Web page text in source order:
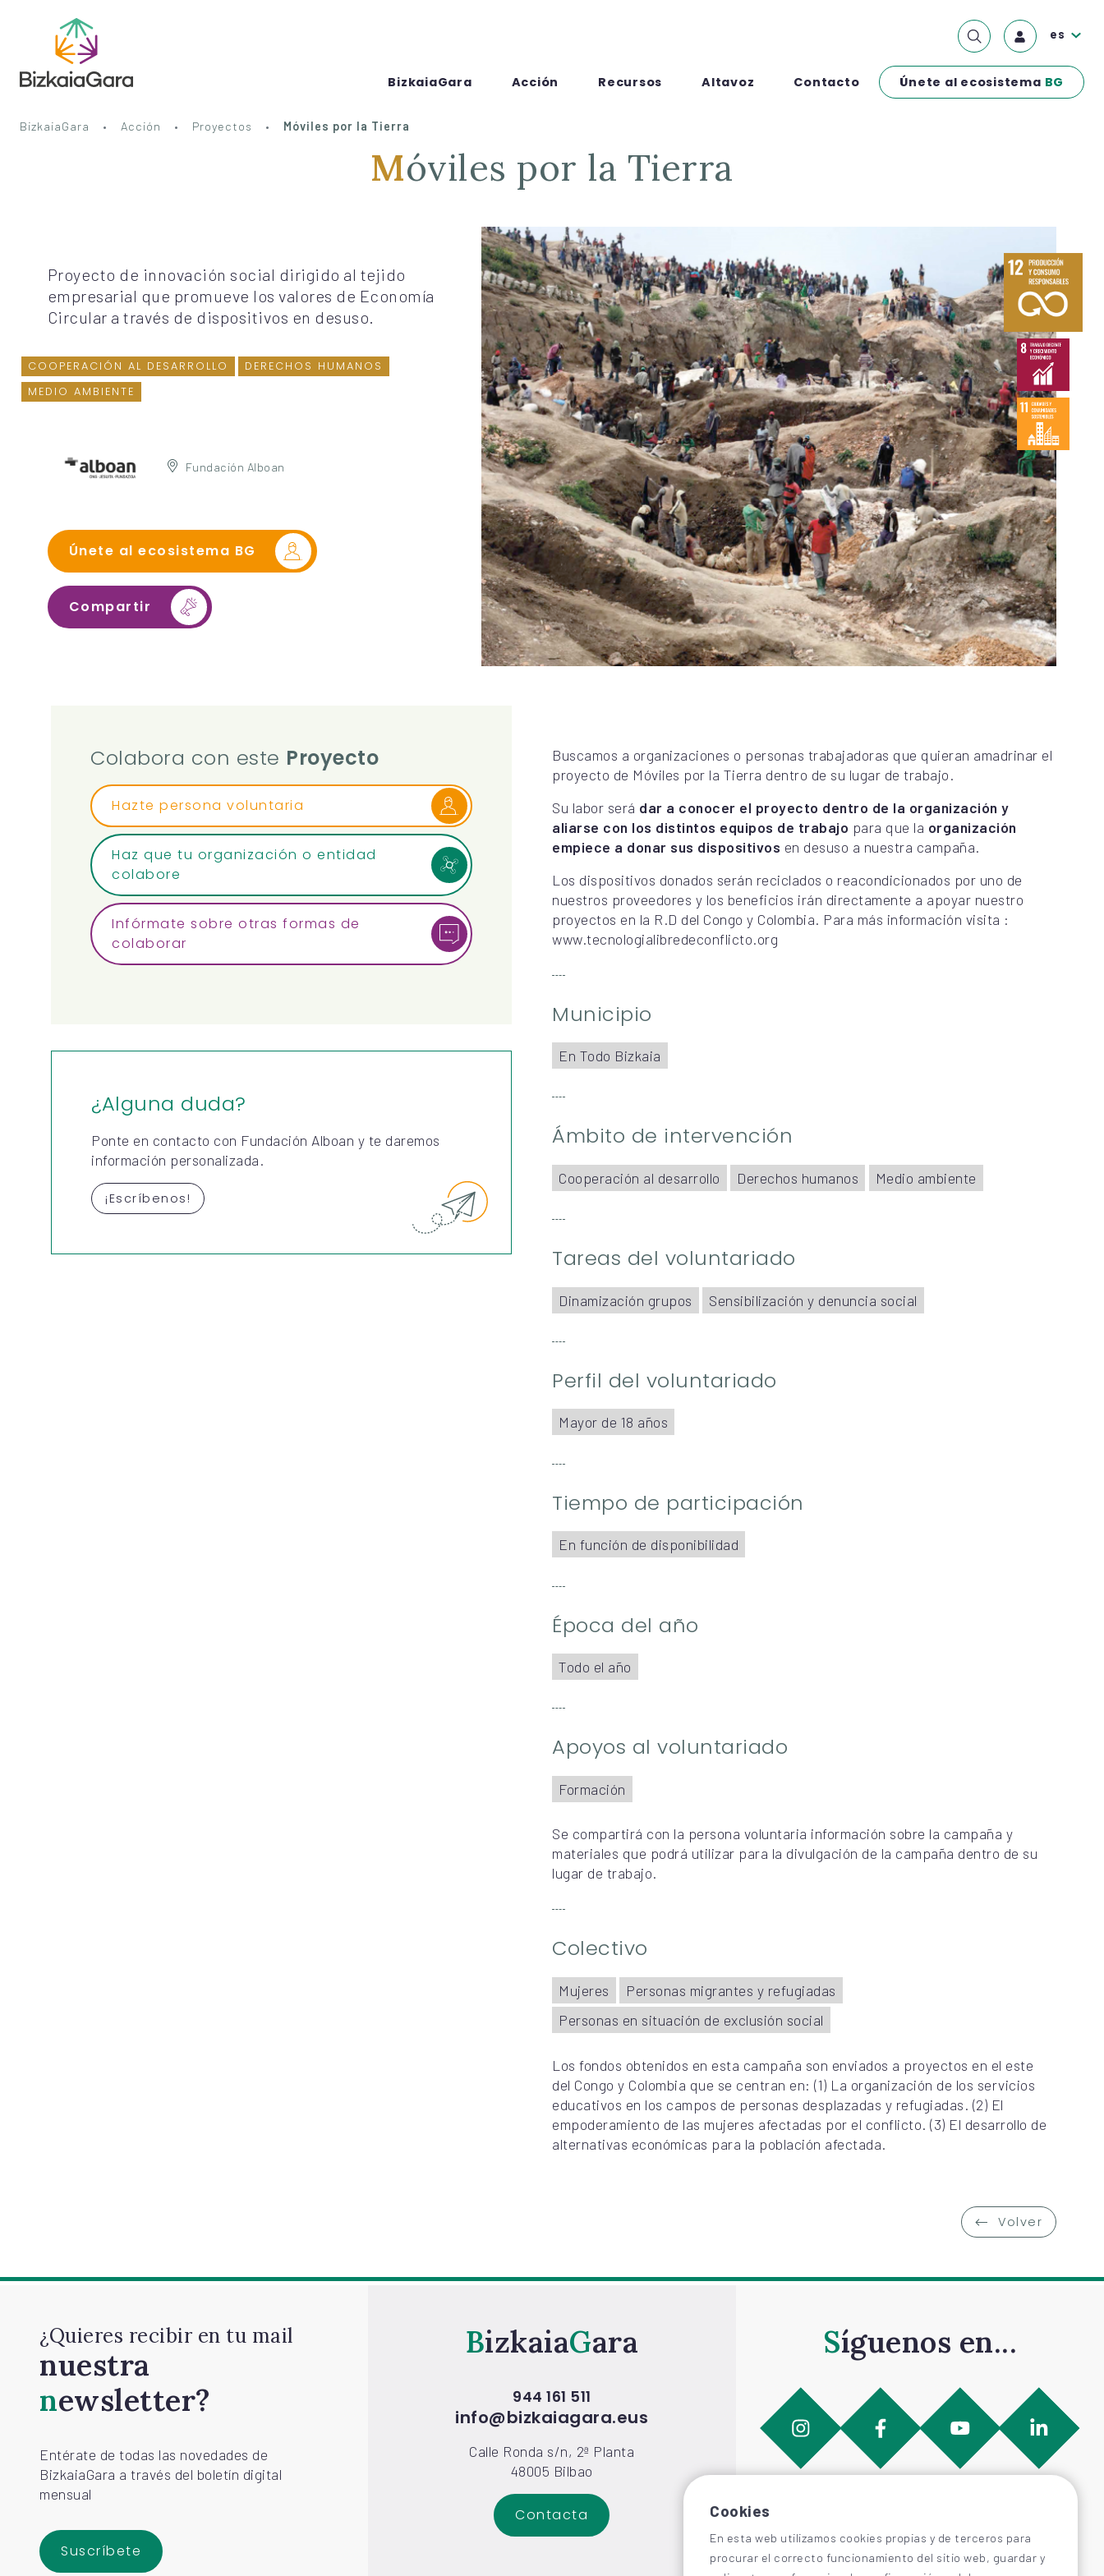
BizkaiaGara Acción Recursos Altavoz Contacto Únete al ecosistema BG
es
BizkaiaGara Acción Proyectos Móviles por la Tierra
Móviles por la Tierra
Proyecto de innovación social dirigido al tejido
empresarial que promueve los valores de Economía
Circular a través de dispositivos en desuso.
COOPERACIÓN AL DESARROLLO
DERECHOS HUMANOS
MEDIO AMBIENTE
Fundación Alboan
Únete al ecosistema BG
Compartir
Buscamos a organizaciones o personas trabajadoras que quieran amadrinar el
proyecto de Móviles por la Tierra dentro de su lugar de trabajo.
Su labor será dar a conocer el proyecto dentro de la organización y
aliarse con los distintos equipos de trabajo para que la organización
empiece a donar sus dispositivos en desuso a nuestra campaña.
Los dispositivos donados serán reciclados o reacondicionados por uno de
nuestros proveedores y los beneficios irán directamente a apoyar nuestro
proyectos en la R.D del Congo y Colombia. Para más información visita :
www.tecnologialibredeconflicto.org
Municipio
En Todo Bizkaia
Ámbito de intervención
Cooperación al desarrollo Derechos humanos Medio ambiente
Tareas del voluntariado
Dinamización grupos Sensibilización y denuncia social
Perfil del voluntariado
Mayor de 18 años
Tiempo de participación
En función de disponibilidad
Época del año
Todo el año
Apoyos al voluntariado
Formación
Se compartirá con la persona voluntaria información sobre la campaña y
materiales que podrá utilizar para la divulgación de la campaña dentro de su
lugar de trabajo.
Colectivo
Mujeres
Personas migrantes y refugiadas
Personas en situación de exclusión social
Los fondos obtenidos en esta campaña son enviados a proyectos en el este
del Congo y Colombia que se centran en: (1) La organización de los servicios
educativos en los campos de personas desplazadas y refugiadas. (2) El
empoderamiento de las mujeres afectadas por el conflicto. (3) El desarrollo de
alternativas económicas para la población afectada.
Colabora con este Proyecto
Hazte persona voluntaria
Haz que tu organización o entidad
colabore
Infórmate sobre otras formas de
colaborar
¿Alguna duda?
Ponte en contacto con Fundación Alboan y te daremos
información personalizada.
¡Escríbenos!
Volver
¿Quieres recibir en tu mail
nuestra
newsletter?
Entérate de todas las novedades de
BizkaiaGara a través del boletín digital
mensual
Suscríbete
Bizkaia Gara
944 161 511
info@bizkaiagara.eus
Calle Ronda s/n, 2ª Planta
48005 Bilbao
Contacta
Síguenos en...
Cookies
En esta web utilizamos cookies propias y de terceros para
procurar el correcto funcionamiento del sitio web, guardar y